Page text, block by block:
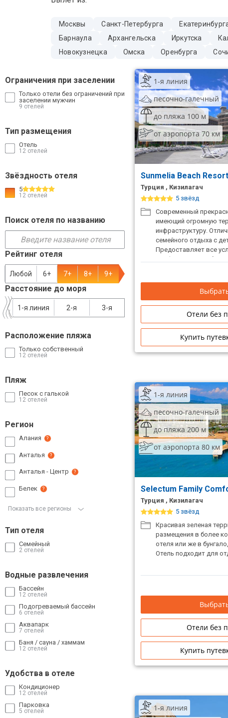
Москвы Санкт-Петербурга
Барнаула
Архангельска Иркутска
Новокузнецка
Омска Оренбурга
Ограничения при заселении
Только отели без ограничений при
заселении мужчин
9 отелей
Тип размещения
Отель
12 отелей
Звёздность отеля
5
12 отелей
Поиск отеля по названию
Рейтинг отеля
Любой 6+ 7+ 8+ 9+
Расстояние до моря
3-я
2-я
1-я линия
Расположение пляжа
Только собственный
12 отелей
Пляж
Песок с галькой
12 отелей
Регион
Алания ?
Анталья ?
Анталья - Центр ?
Белек ?
Показать все регионы
Тип отеля
Семейный
2 отелей
Водные развлечения
Бассейн
12 отелей
Подогреваемый бассейн
6 отелей
Аквапарк
7 отелей
Баня / сауна / хаммам
12 отелей
Удобства в отеле
Кондиционер
12 отелей
Парковка
5 отелей
1-я линия
песочно-галечный
до пляжа 100 м
от аэропорта 70 км
Sunmelia Beach
Турция , Кизилагач
5 звёзд
Современный
имеющий огромную
инфраструктуру.
семейного отдыха с
Предоставляет все
комфортного
Отели без
Купить
1-я линия
песочно-галечный
до пляжа 200 м
от аэропорта 80 км
Selectum Family
Турция , Кизилагач
5 звёзд
Красивая зеленая
размещения в более
отеля или же в
Отель подходит для
Отели без
Купить
1-я линия
Экскурсионные туры
VIP отели 5 звезд
ТОП 10 недорогих отелей
5*
звезды
Недорогие отели 3*
Сетевые отели Турции
Сетевые отели Египта
Сетевые отели Таиланда
Сетевые отели Шри Ланки
Сетевые отели Вьетнама
Сетевые отели Бали